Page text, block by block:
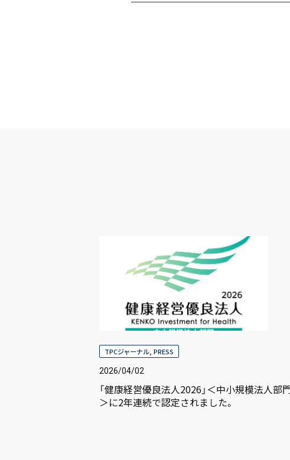
TPCジャーナル PRESS
2026/04/02
「健康経営優良法人2026」＜中小規模法人部
＞に2年連続で認定されました。